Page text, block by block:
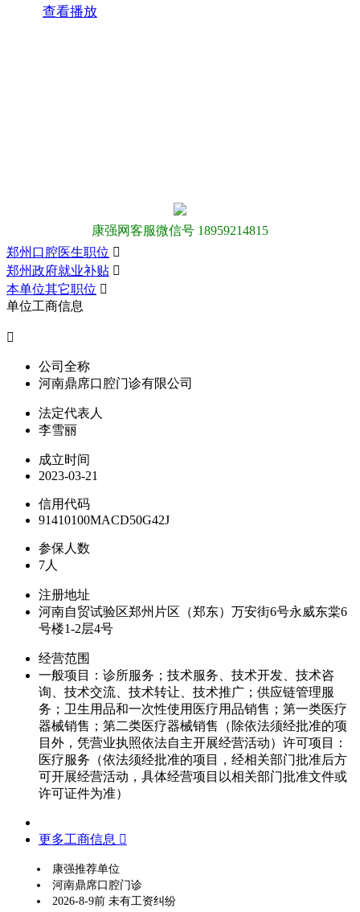
查看播放
康强网客服微信号 18959214815
郑州口腔医生职位 
郑州政府就业补贴 
本单位其它职位 
单位工商信息

公司全称
河南鼎席口腔门诊有限公司
法定代表人
李雪丽
成立时间
2023-03-21
信用代码
91410100MACD50G42J
参保人数
7人
注册地址
河南自贸试验区郑州片区（郑东）万安街6号永威东棠6
号楼1-2层4号
经营范围
一般项目：诊所服务；技术服务、技术开发、技术咨
询、技术交流、技术转让、技术推广；供应链管理服
务；卫生用品和一次性使用医疗用品销售；第一类医疗
器械销售；第二类医疗器械销售（除依法须经批准的项
目外，凭营业执照依法自主开展经营活动）许可项目：
医疗服务（依法须经批准的项目，经相关部门批准后方
可开展经营活动，具体经营项目以相关部门批准文件或
许可证件为准）
更多工商信息 
康强推荐单位
河南鼎席口腔门诊
2026-8-9前 未有工资纠纷